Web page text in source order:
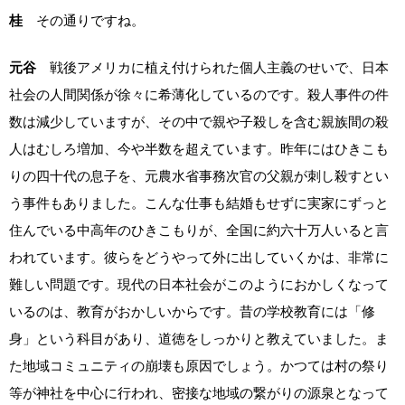
桂 その通りですね。
元谷 戦後アメリカに植え付けられた個人主義のせいで、日本
社会の人間関係が徐々に希薄化しているのです。殺人事件の件
数は減少していますが、その中で親や子殺しを含む親族間の殺
人はむしろ増加、今や半数を超えています。昨年にはひきこも
りの四十代の息子を、元農水省事務次官の父親が刺し殺すとい
う事件もありました。こんな仕事も結婚もせずに実家にずっと
住んでいる中高年のひきこもりが、全国に約六十万人いると言
われています。彼らをどうやって外に出していくかは、非常に
難しい問題です。現代の日本社会がこのようにおかしくなって
いるのは、教育がおかしいからです。昔の学校教育には「修
身」という科目があり、道徳をしっかりと教えていました。ま
た地域コミュニティの崩壊も原因でしょう。かつては村の祭り
等が神社を中心に行われ、密接な地域の繋がりの源泉となって